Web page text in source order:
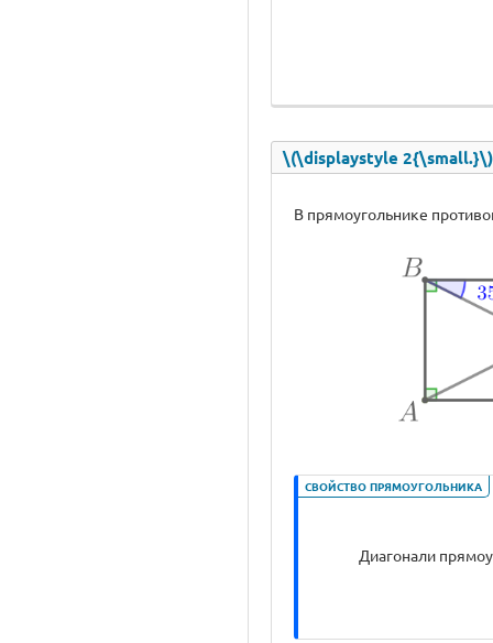
\(\displaystyle
В прямоугольнике
СВОЙСТВО ПРЯМОУГОЛЬНИКА
Диагонали